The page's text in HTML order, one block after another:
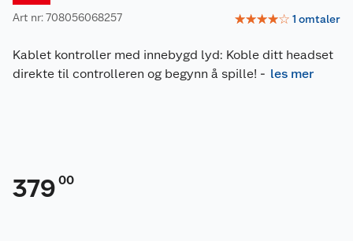
Art nr: 708056068257 ☆☆☆☆☆ 1 omtaler
Kablet kontroller med innebygd lyd: Koble ditt headset
direkte til controlleren og begynn å spille! - les mer
379 00